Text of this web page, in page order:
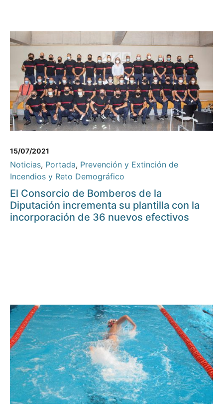
15/07/2021
Noticias, Portada, Prevención y Extinción de
Incendios y Reto Demográfico
El Consorcio de Bomberos de la
Diputación incrementa su plantilla con la
incorporación de 36 nuevos efectivos